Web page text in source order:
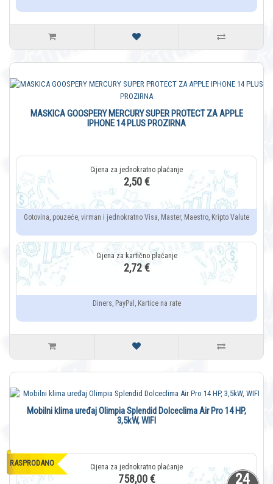
MASKICA GOOSPERY MERCURY SUPER PROTECT ZA APPLE
IPHONE 14 PLUS PROZIRNA
2,50 €
Gotovina, pouzeće, virman i jednokratno Visa, Master, Maestro, Kripto Valute
2,72 €
Diners, PayPal, Kartice na rate
24
RASPRODANO
Mobilni klima uređaj Olimpia Splendid Dolceclima Air Pro 14 HP,
3,5kW, WIFI
758,00 €